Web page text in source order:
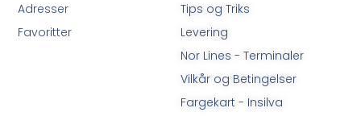
Tips og Triks
Levering
Nor Lines - Terminaler
Vilkår og Betingelser
Fargekart - Insilva
Adresser
Favoritter